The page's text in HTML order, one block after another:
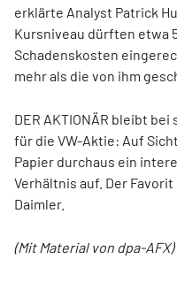
erklärte Analyst Patrick
Kursniveau dürften etwa
Schadenskosten
mehr als die von ihm
DER AKTIONÄR bleibt
für die VW-Aktie: Auf
Papier durchaus ein
Verhältnis auf. Der
Daimler.
(Mit Material von dpa-AFX)